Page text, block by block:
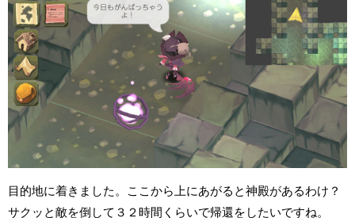
目的地に着きました。ここから上にあがると神殿があるわけ？
サクッと敵を倒して３２時間くらいで帰還をしたいですね。